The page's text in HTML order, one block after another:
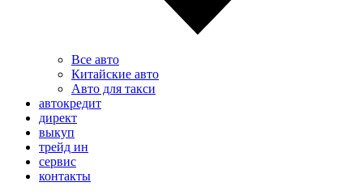
Все авто
Китайские авто
Авто для такси
автокредит
директ
выкуп
трейд ин
сервис
контакты